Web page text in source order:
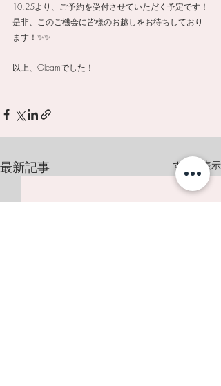
10.25より、ご予約を受付させていただく予定です！
是非、このご機会に皆様のお越しをお待ちしており
ます！✨✨
以上、Gleamでした！
最新記事 すべて表示